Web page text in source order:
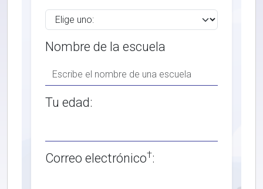
Nombre de la escuela
Tu edad:
Correo electrónico†: